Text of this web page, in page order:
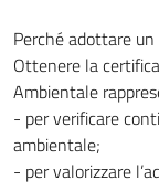
Perché adottare
Ottenere la
Ambientale
- per verificare
ambientale;
- per valorizzare